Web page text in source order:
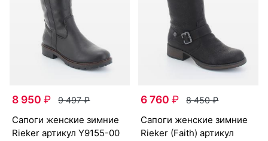
8 950₽ 9 497₽
са­поги женс­кие зим­ние
Ri­eker артикулY9155-00
6 760₽ 8 450₽
са­поги женс­кие зим­ние
Ri­eker (Fa­ith) артикул